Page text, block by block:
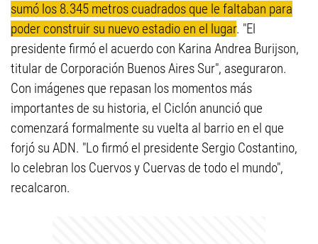
sumó los 8.345 metros cuadrados que le faltaban para
poder construir su nuevo estadio en el lugar. "El
presidente firmó el acuerdo con Karina Andrea Burijson,
titular de Corporación Buenos Aires Sur", aseguraron.
Con imágenes que repasan los momentos más
importantes de su historia, el Ciclón anunció que
comenzará formalmente su vuelta al barrio en el que
forjó su ADN. "Lo firmó el presidente Sergio Costantino,
lo celebran los Cuervos y Cuervas de todo el mundo",
recalcaron.